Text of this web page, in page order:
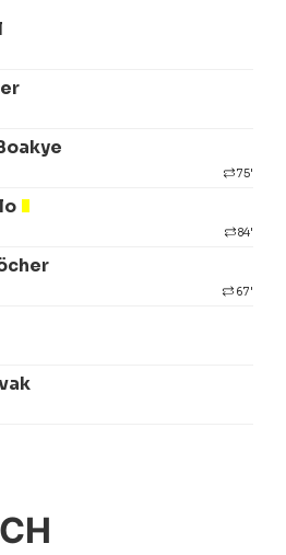
75'
84'
67'